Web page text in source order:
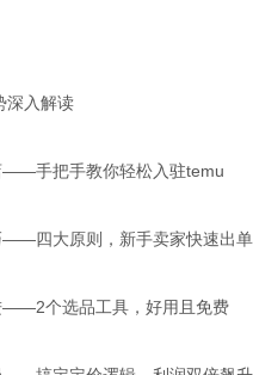
深入解读
——手把手教你轻松入驻temu
——四大原则，新手卖家快速出单
——2个选品工具，好用且免费